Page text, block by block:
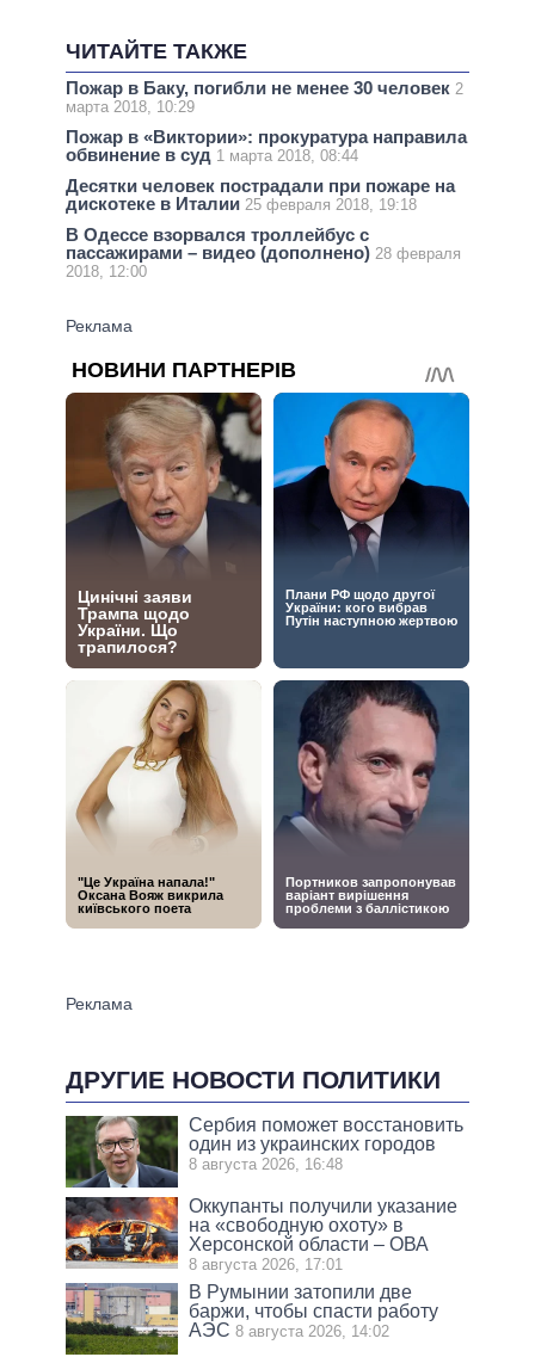
ЧИТАЙТЕ ТАКЖЕ
Пожар в Баку, погибли не менее 30 человек 2
марта 2018, 10:29
Пожар в «Виктории»: прокуратура направила
обвинение в суд 1 марта 2018, 08:44
Десятки человек пострадали при пожаре на
дискотеке в Италии 25 февраля 2018, 19:18
В Одессе взорвался троллейбус с
пассажирами – видео (дополнено) 28 февраля
2018, 12:00
ДРУГИЕ НОВОСТИ ПОЛИТИКИ
Сербия поможет восстановить
один из украинских городов
8 августа 2026, 16:48
Оккупанты получили указание
на «свободную охоту» в
Херсонской области – ОВА
8 августа 2026, 17:01
В Румынии затопили две
баржи, чтобы спасти работу
АЭС 8 августа 2026, 14:02